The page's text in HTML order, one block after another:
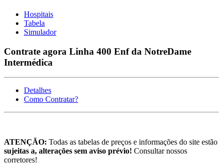
Hospitais
Tabela
Simulador
Contrate agora Linha 400 Enf da NotreDame
Intermédica
Detalhes
Como Contratar?
ATENÇÃO: Todas as tabelas de preços e informações do site estão
sujeitas a, alterações sem aviso prévio! Consultar nossos
corretores!